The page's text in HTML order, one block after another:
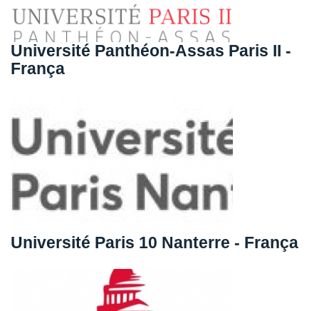
Université Panthéon-Assas Paris II -
França
Université Paris 10 Nanterre - França